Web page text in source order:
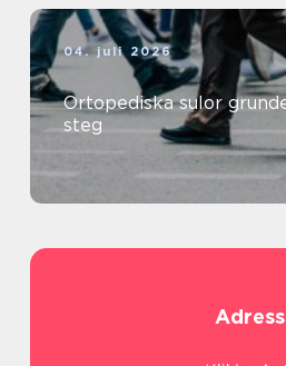
04. juli 2026
Ortopediska sulor grunden för smärtfria
steg
Adress